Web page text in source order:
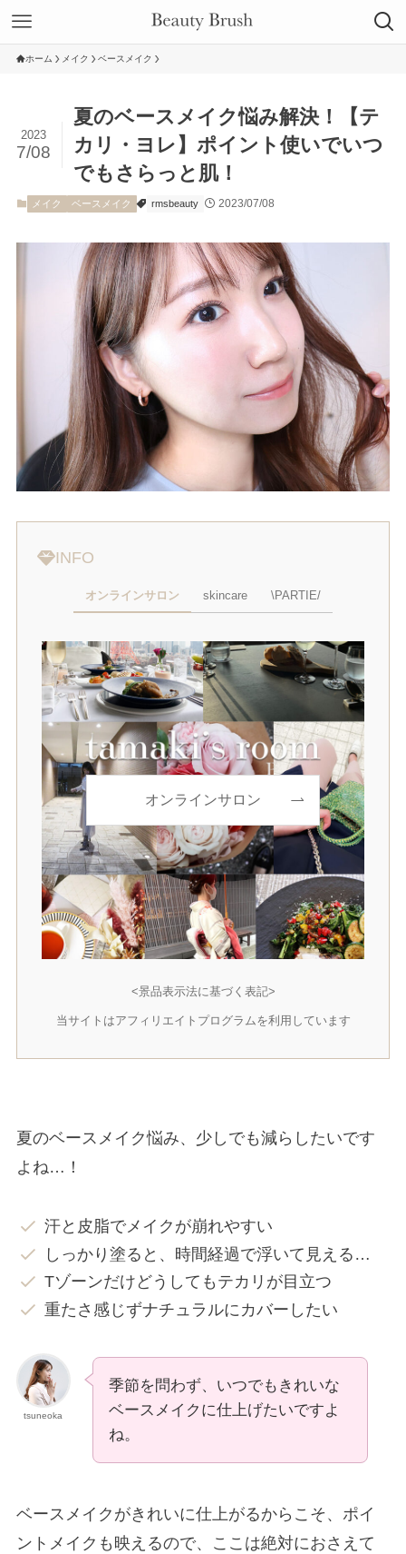
ホーム メイク ベースメイク
夏のベースメイク悩み解決！【テ
カリ・ヨレ】ポイント使いでいつ
でもさらっと肌！
2023
7/08
メイク ベースメイク rmsbeauty 2023/07/08
INFO
オンラインサロン skincare \PARTIE/
オンラインサロン
<景品表示法に基づく表記>
当サイトはアフィリエイトプログラムを利用しています
夏のベースメイク悩み、少しでも減らしたいです
よね…！
汗と皮脂でメイクが崩れやすい
しっかり塗ると、時間経過で浮いて見える…
Tゾーンだけどうしてもテカリが目立つ
重たさ感じずナチュラルにカバーしたい
tsuneoka
季節を問わず、いつでもきれいな
ベースメイクに仕上げたいですよ
ね。
ベースメイクがきれいに仕上がるからこそ、ポイ
ントメイクも映えるので、ここは絶対におさえて